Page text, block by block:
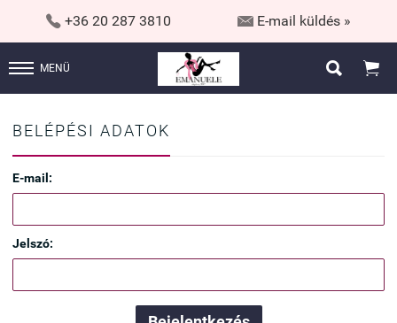
 +36 20 287 3810  E-mail küldés »
MENÜ  
BELÉPÉSI ADATOK
E-mail:
Jelszó: